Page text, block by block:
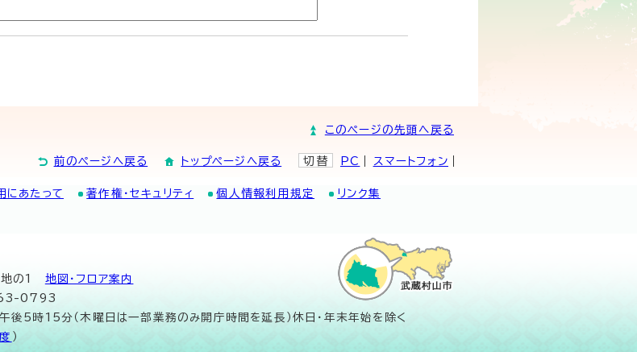
このページの先頭へ戻る
前のページへ戻る トップページへ戻る 切替 PC スマートフォン
にあたって 著作権・セキュリティ 個人情報利用規定 リンク集
地の1 地図･フロア案内
0793
後5時15分（木曜日は一部業務のみ開庁時間を延長）休日・年末年始を除く
）